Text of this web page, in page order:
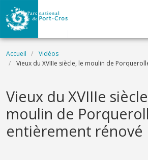
Aller au contenu principal
Fil d'Ariane
Accueil
Vidéos
Vieux du XVIIIe siècle, le moulin de
Name
Vieux du XVIIIe
moulin de
entièrement rénové